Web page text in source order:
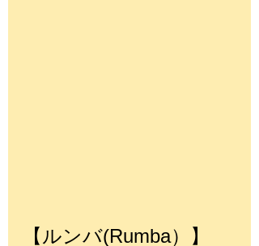
【ルンバ(Rumba）】